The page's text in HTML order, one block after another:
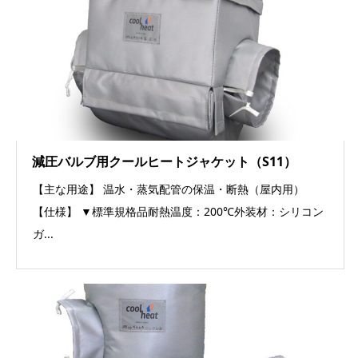
減圧バルブ用クールヒートジャケット（S11）
【主な用途】 温水・蒸気配管の保温・断熱（屋内用）
【仕様】 ▼標準規格品耐熱温度：200℃外装材：シリコン
ガ...